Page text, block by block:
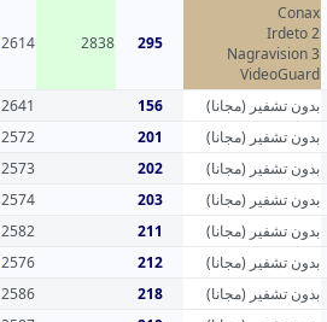
Conax
Irdeto 2
Nagravision 3
VideoGuard
295
2838
2614
بدون تشفير (مجانا) 156
2641
بدون تشفير (مجانا) 201
2572
بدون تشفير (مجانا) 202
2573
بدون تشفير (مجانا) 203
2574
بدون تشفير (مجانا) 211
2582
بدون تشفير (مجانا) 212
2576
بدون تشفير (مجانا) 218
2586